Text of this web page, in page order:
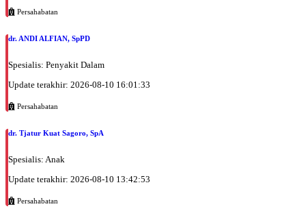
Persahabatan
dr. ANDI ALFIAN, SpPD
Spesialis: Penyakit Dalam
Update terakhir: 2026-08-10 16:01:33
Persahabatan
dr. Tjatur Kuat Sagoro, SpA
Spesialis: Anak
Update terakhir: 2026-08-10 13:42:53
Persahabatan